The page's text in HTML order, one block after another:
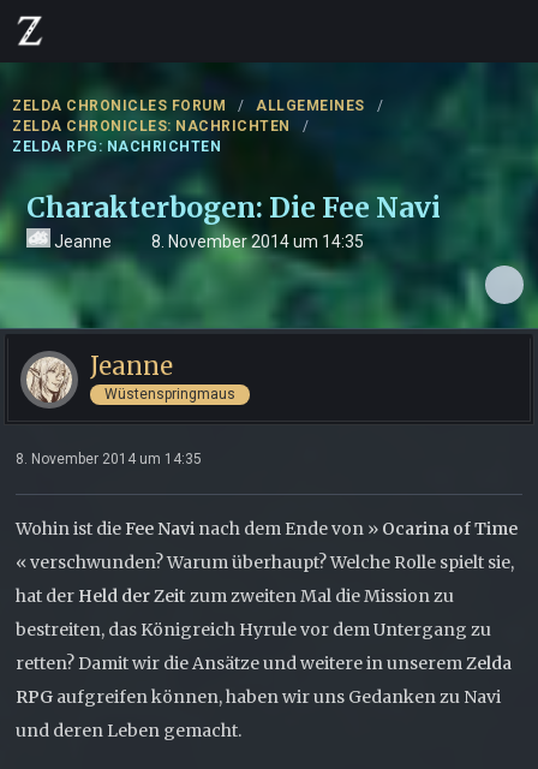
ZELDA CHRONICLES FORUM
ALLGEMEINES
ZELDA CHRONICLES: NACHRICHTEN
ZELDA RPG: NACHRICHTEN
Charakterbogen: Die Fee Navi
Jeanne 8. November 2014 um 14:35
Jeanne
Wüstenspringmaus
8. November 2014 um 14:35
Wohin ist dieFee Navi nach dem Ende von » Ocarina of Time
« verschwunden? Warum überhaupt? Welche Rolle spielt sie,
hat der Held der Zeit zum zweiten Mal die Mission zu
bestreiten, das Königreich Hyrule vor dem Untergang zu
retten? Damit wir die Ansätze und weitere in unseremZelda
RPG aufgreifen können, haben wir uns Gedanken zu Navi
und deren Leben gemacht.